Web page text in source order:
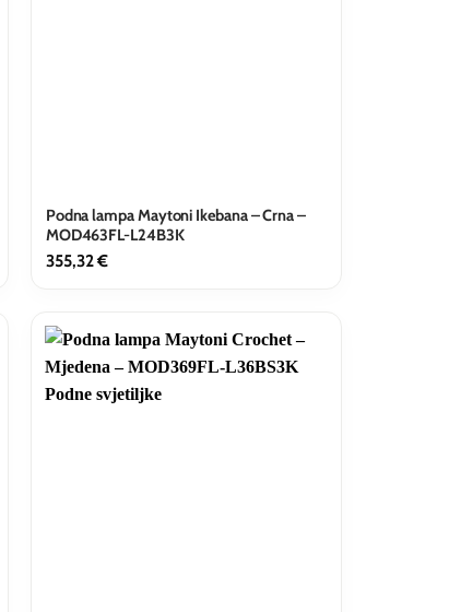
Podna lampa Maytoni Ikebana – Crna –
MOD463FL-L24B3K
355,32€